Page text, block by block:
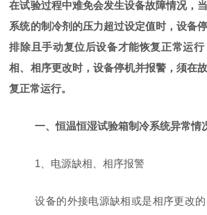
在试验过程中难免会发生设备故障情况，
系统的制冷剂的压力超过设定值时，设备
排除且手动复位后设备才能恢复正常运
相、相序更改时，设备停机并报警，须在
复正常运行。
一、恒温恒湿试验箱制冷系统异常情
1 、电源缺相、相序报警
设备的外接电源缺相或是相序更改